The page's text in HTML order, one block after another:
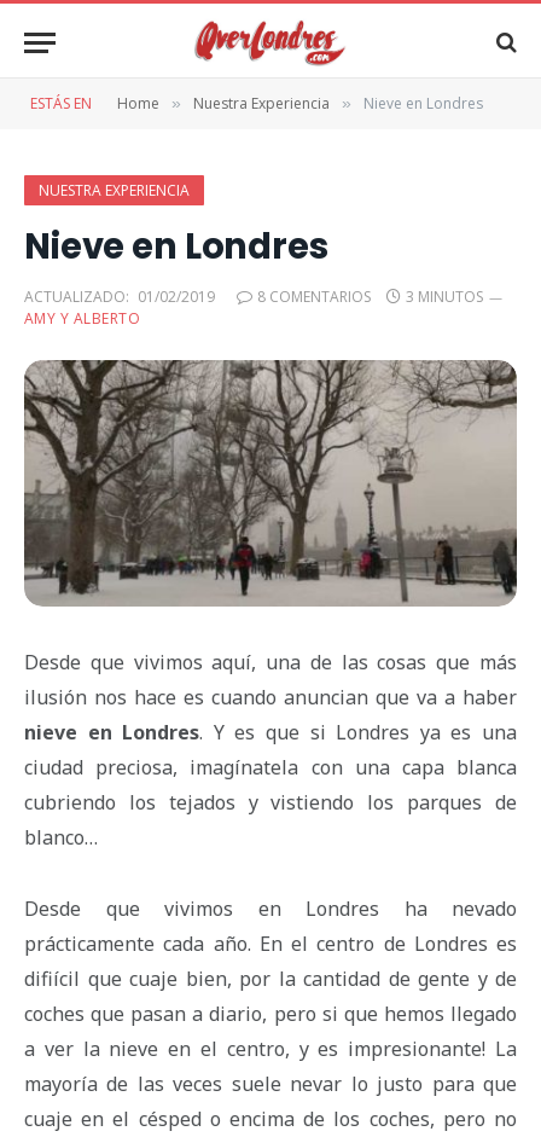
ESTÁS EN Home » Nuestra Experiencia » Nieve en Londres
NUESTRA EXPERIENCIA
Nieve en Londres
ACTUALIZADO: 01/02/2019 8 COMENTARIOS
3 MINUTOS
AMY Y ALBERTO
Desde que vivimos aquí, una de las cosas que más
ilusión nos hace es cuando anuncian que va a haber
nieve en Londres. Y es que si Londres ya es una
ciudad preciosa, imagínatela con una capa blanca
cubriendo los tejados y vistiendo los parques de
blanco…
Desde que vivimos en Londres ha nevado
prácticamente cada año. En el centro de Londres es
difiícil que cuaje bien, por la cantidad de gente y de
coches que pasan a diario, pero si que hemos llegado
a ver la nieve en el centro, y es impresionante! La
mayoría de las veces suele nevar lo justo para que
cuaje en el césped o encima de los coches, pero no